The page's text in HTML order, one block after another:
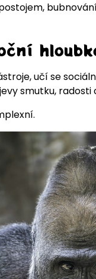
učí se
smutku,